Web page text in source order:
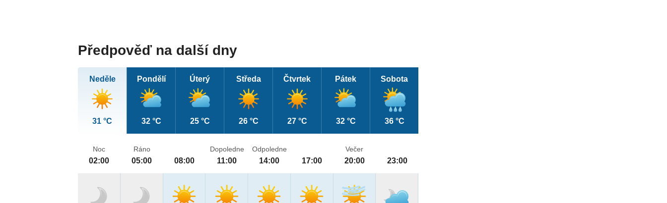
Předpověď na další dny
Neděle
31 °C
Pondělí
32 °C
Úterý
25 °C
Středa
26 °C
Čtvrtek
27 °C
Pátek
32 °C
Sobota
36 °C
Noc
02:00
Ráno
05:00 08:00
Dopoledne
11:00
Odpoledne
14:00 17:00
Večer
20:00 23:00